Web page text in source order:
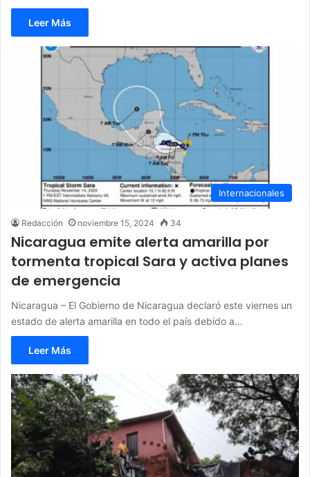
Leer Más
Internacionales
Redacción noviembre 15, 2024 34
Nicaragua emite alerta amarilla por
tormenta tropical Sara y activa planes
de emergencia
Nicaragua – El Gobierno de Nicaragua declaró este viernes un
estado de alerta amarilla en todo el país debido a…
Leer Más